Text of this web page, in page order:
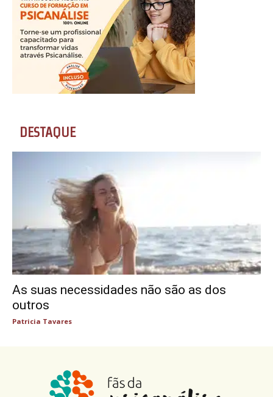
DESTAQUE
As suas necessidades não são as dos
outros
Patricia Tavares